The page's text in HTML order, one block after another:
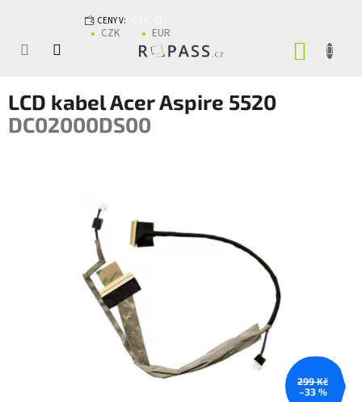
CENY V:
CZK EUR
LCD kabel Acer Aspire 5520
DC02000DS00
299 Kč
–33 %